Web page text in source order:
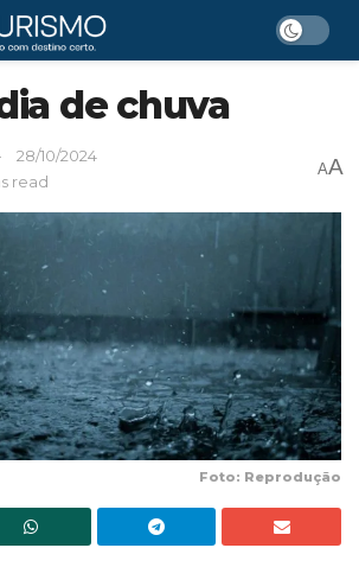
de chuva
28/10/2024
read
AA
Foto: Reprodução